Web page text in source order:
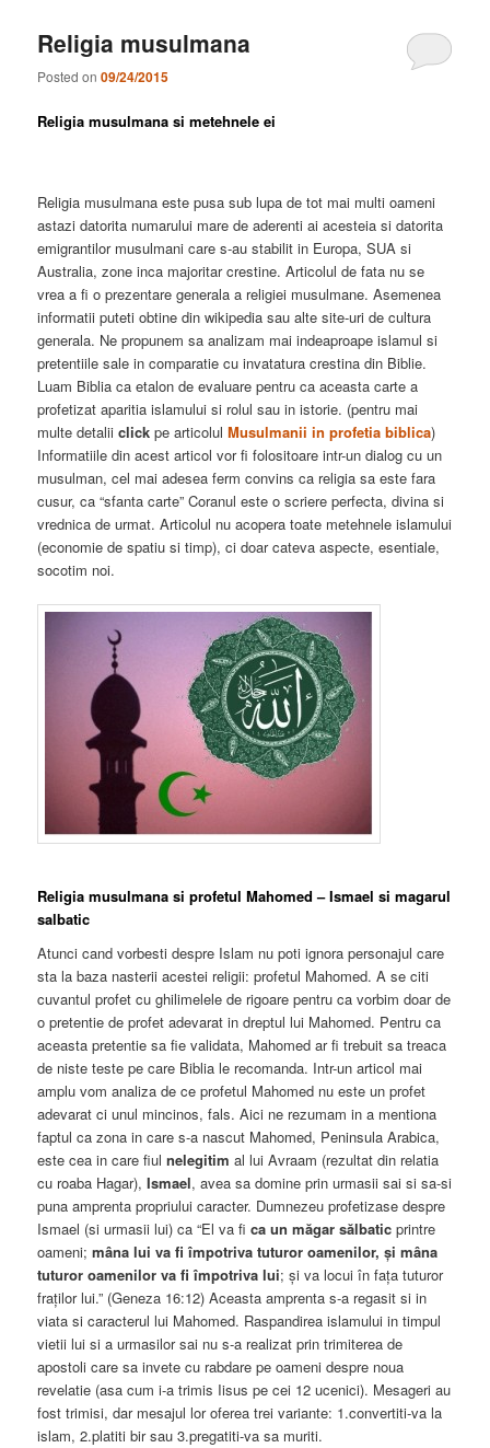
Religia musulmana
Posted on09/24/2015
Religia musulmana si metehnele ei
Religia musulmana este pusa sub lupa de tot mai multi oameni
astazi datorita numarului mare de aderenti ai acesteia si datorita
emigrantilor musulmani care s-au stabilit in Europa, SUA si
Australia, zone inca majoritar crestine. Articolul de fata nu se
vrea a fi o prezentare generala a religiei musulmane. Asemenea
informatii puteti obtine din wikipedia sau alte site-uri de cultura
generala. Ne propunem sa analizam mai indeaproape islamul si
pretentiile sale in comparatie cu invatatura crestina din Biblie.
Luam Biblia ca etalon de evaluare pentru ca aceasta carte a
profetizat aparitia islamului si rolul sau in istorie. (pentru mai
multe detaliiclick pe articolulMusulmanii in profetia biblica)
Informatiile din acest articol vor fi folositoare intr-un dialog cu un
musulman, cel mai adesea ferm convins ca religia sa este fara
cusur, ca “sfanta carte” Coranul este o scriere perfecta, divina si
vrednica de urmat. Articolul nu acopera toate metehnele islamului
(economie de spatiu si timp), ci doar cateva aspecte, esentiale,
socotim noi.
Religia musulmana si profetul Mahomed – Ismael si magarul
salbatic
Atunci cand vorbesti despre Islam nu poti ignora personajul care
sta la baza nasterii acestei religii: profetul Mahomed. A se citi
cuvantul profet cu ghilimelele de rigoare pentru ca vorbim doar de
o pretentie de profet adevarat in dreptul lui Mahomed. Pentru ca
aceasta pretentie sa fie validata, Mahomed ar fi trebuit sa treaca
de niste teste pe care Biblia le recomanda. Intr-un articol mai
amplu vom analiza de ce profetul Mahomed nu este un profet
adevarat ci unul mincinos, fals. Aici ne rezumam in a mentiona
faptul ca zona in care s-a nascut Mahomed, Peninsula Arabica,
este cea in care fiulnelegitim al lui Avraam (rezultat din relatia
cu roaba Hagar),Ismael, avea sa domine prin urmasii sai si sa-si
puna amprenta propriului caracter. Dumnezeu profetizase despre
Ismael (si urmasii lui) ca “El va fica un măgar sălbatic printre
oameni;mâna lui va fi împotriva tuturor oamenilor, și mâna
tuturor oamenilor va fi împotriva lui; și va locui în fața tuturor
fraților lui.” (Geneza 16:12) Aceasta amprenta s-a regasit si in
viata si caracterul lui Mahomed. Raspandirea islamului in timpul
vietii lui si a urmasilor sai nu s-a realizat prin trimiterea de
apostoli care sa invete cu rabdare pe oameni despre noua
revelatie (asa cum i-a trimis Iisus pe cei 12 ucenici). Mesageri au
fost trimisi, dar mesajul lor oferea trei variante: 1.convertiti-va la
islam, 2.platiti bir sau 3.pregatiti-va sa muriti.